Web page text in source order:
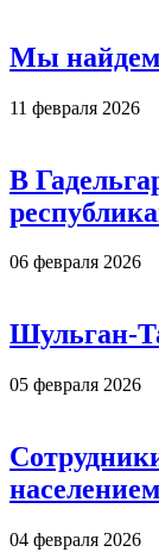
Мы найдем
11 февраля 2026
В
06 февраля 2026
05 февраля 2026
04 февраля 2026